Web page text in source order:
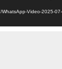
Video-2025-